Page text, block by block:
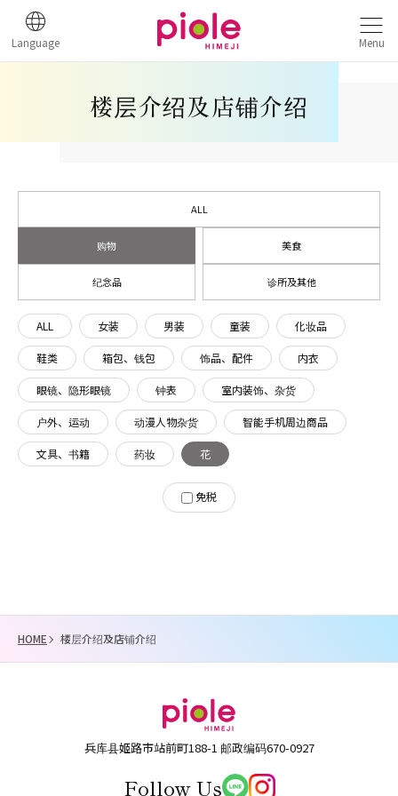
Language Menu
楼层介绍及店铺介绍
ALL
购物 美食
纪念品 诊所及其他
ALL 女装 男装 童装 化妆品
鞋类 箱包、钱包 饰品、配件 内衣
眼镜、隐形眼镜 钟表 室内装饰、杂货
户外、运动 动漫人物杂货 智能手机周边商品
文具、书籍 药妆 花
免税
HOME 楼层介绍及店铺介绍
兵库县姬路市站前町188-1 邮政编码670-0927
Follow Us